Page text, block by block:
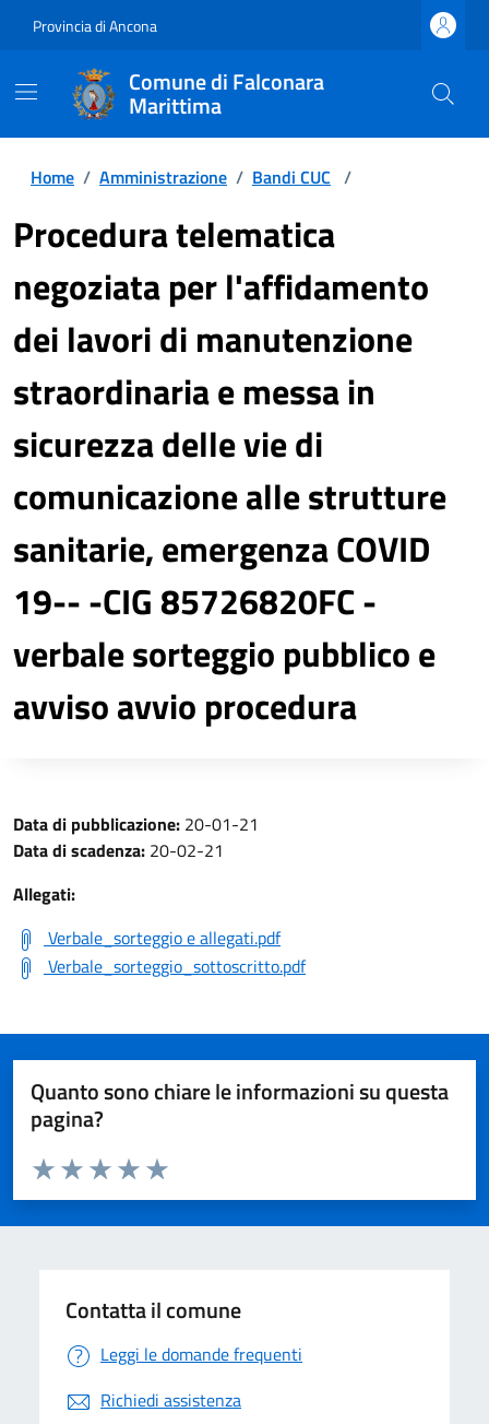
Provincia di Ancona
Comune di Falconara
Marittima
Home / Amministrazione / Bandi CUC /
Procedura telematica
negoziata per l'affidamento
dei lavori di manutenzione
straordinaria e messa in
sicurezza delle vie di
comunicazione alle strutture
sanitarie, emergenza COVID
19-- -CIG 85726820FC -
verbale sorteggio pubblico e
avviso avvio procedura
Data di pubblicazione: 20-01-21
Data di scadenza: 20-02-21
Allegati:
Verbale_sorteggio e allegati.pdf
Verbale_sorteggio_sottoscritto.pdf
Quanto sono chiare le informazioni su questa
pagina?
Valuta da 1 a 5 stelle la pagina
Valuta 5 stelle su 5
Valuta 4 stelle su 5
Valuta 3 stelle su 5
Valuta 2 stelle su 5
Valuta 1 stelle su 5
Contatta il comune
Leggi le domande frequenti
Richiedi assistenza